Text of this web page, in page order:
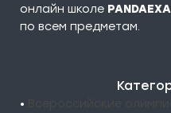
онлайн школе
по всем предметам.
•